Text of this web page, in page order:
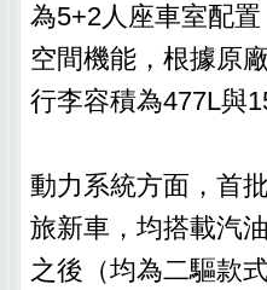
為5+2人座車室配
空間機能，根據原
行李容積為477L與
動力系統方面，首
旅新車，均搭載汽
之後（均為二驅款